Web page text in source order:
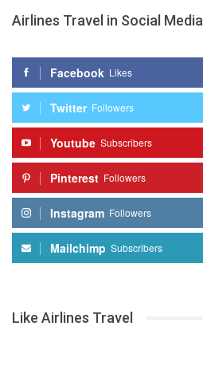
Airlines Travel in Social Media
Facebook Likes
Twitter Followers
Youtube Subscribers
Pinterest Followers
Instagram Followers
Mailchimp Subscribers
Like Airlines Travel